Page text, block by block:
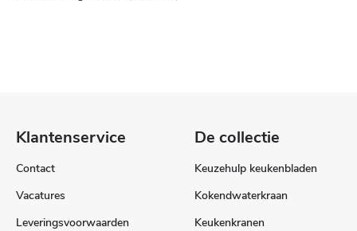
Klantenservice
Contact
Vacatures
Leveringsvoorwaarden
De collectie
Keuzehulp keukenbladen
Kokendwaterkraan
Keukenkranen